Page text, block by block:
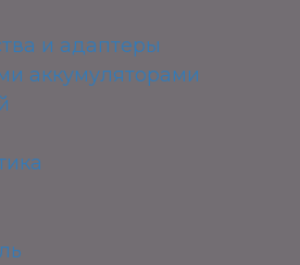
и адаптеры
аккумуляторами